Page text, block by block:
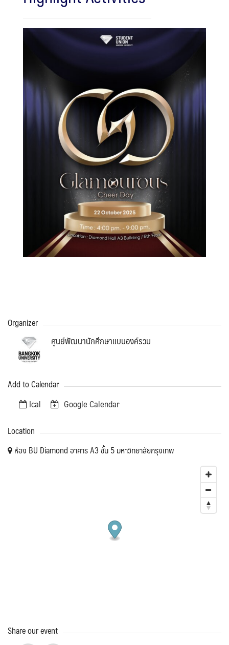
Search
Organizer
ศูนย์พัฒนานักศึกษาแบบองค์รวม
Add to Calendar
Ical Google Calendar
Location
ห้อง BU Diamond อาคาร A3 ชั้น 5 มหาวิทยาลัยกรุงเทพ
Share our event